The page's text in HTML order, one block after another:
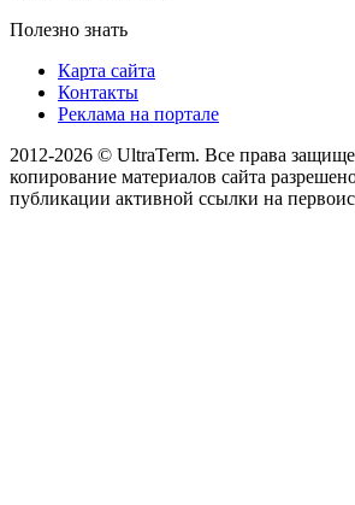
Полезно знать
Карта сайта
Контакты
Реклама на портале
2012-2026 © UltraTerm. Все права
копирование материалов сайта
публикации активной ссылки на